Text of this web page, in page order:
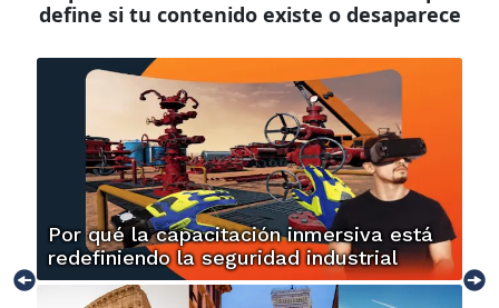
define si tu contenido existe o desaparece
Por qué la capacitación inmersiva está
redefiniendo la seguridad industrial